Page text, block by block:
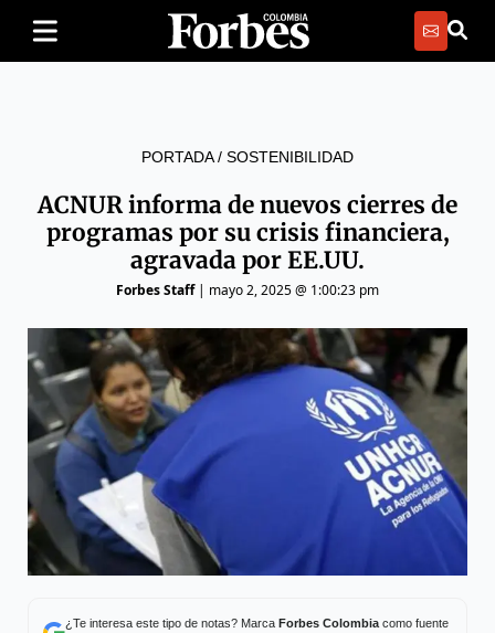
PORTADA/ SOSTENIBILIDAD
ACNUR informa de nuevos cierres de
programas por su crisis financiera,
agravada por EE.UU.
Forbes Staff| mayo 2, 2025 @ 1:00:23 pm
¿Te interesa este tipo de notas? Marca Forbes Colombiacomo fuente